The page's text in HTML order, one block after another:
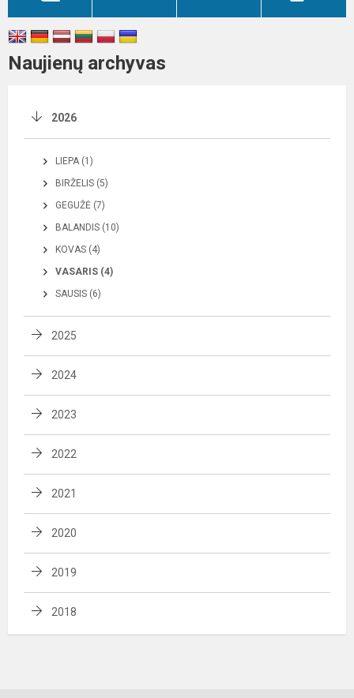
Naujienų archyvas
2026
LIEPA (1)
BIRŽELIS (5)
GEGUŽĖ (7)
BALANDIS (10)
KOVAS (4)
VASARIS (4)
SAUSIS (6)
2025
2024
2023
2022
2021
2020
2019
2018